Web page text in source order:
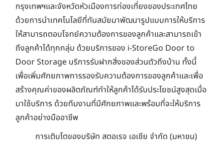
กรุงเทพฯและจังหวัดหัวเมืองการท่องเที่ยงของประเทศไทย
ด้วยการนำเทคโนโลยีที่ทันสมัยมาพัฒนารูปแบบการให้บริการ
ให้สามารถตอบโจทย์ความต้องการของลูกค้าและสามารถเข้า
ถึงลูกค้าได้ทุกกลุ่ม ด้วยบริการของ i-StoreGo Door to
Door Storage บริการรับฝากสิ่งของส่วนตัวถึงบ้าน ทั้งนี้
เพื่อเพิ่มศักยภาพการรองรับความต้องการของลูกค้าและเพื่อ
สร้างคุณค่าของผลิตภัณฑ์ทำให้ลูกค้าได้รับประโยชน์สูงสุดเมื่อ
มาใช้บริการ ด้วยทีมงานที่มีศักยภาพและพร้อมที่จะให้บริการ
ลูกค้าอย่างมืออาชีพ
การเติบโตของบริษัท สตอเรจ เอเชีย จำกัด (มหาชน)